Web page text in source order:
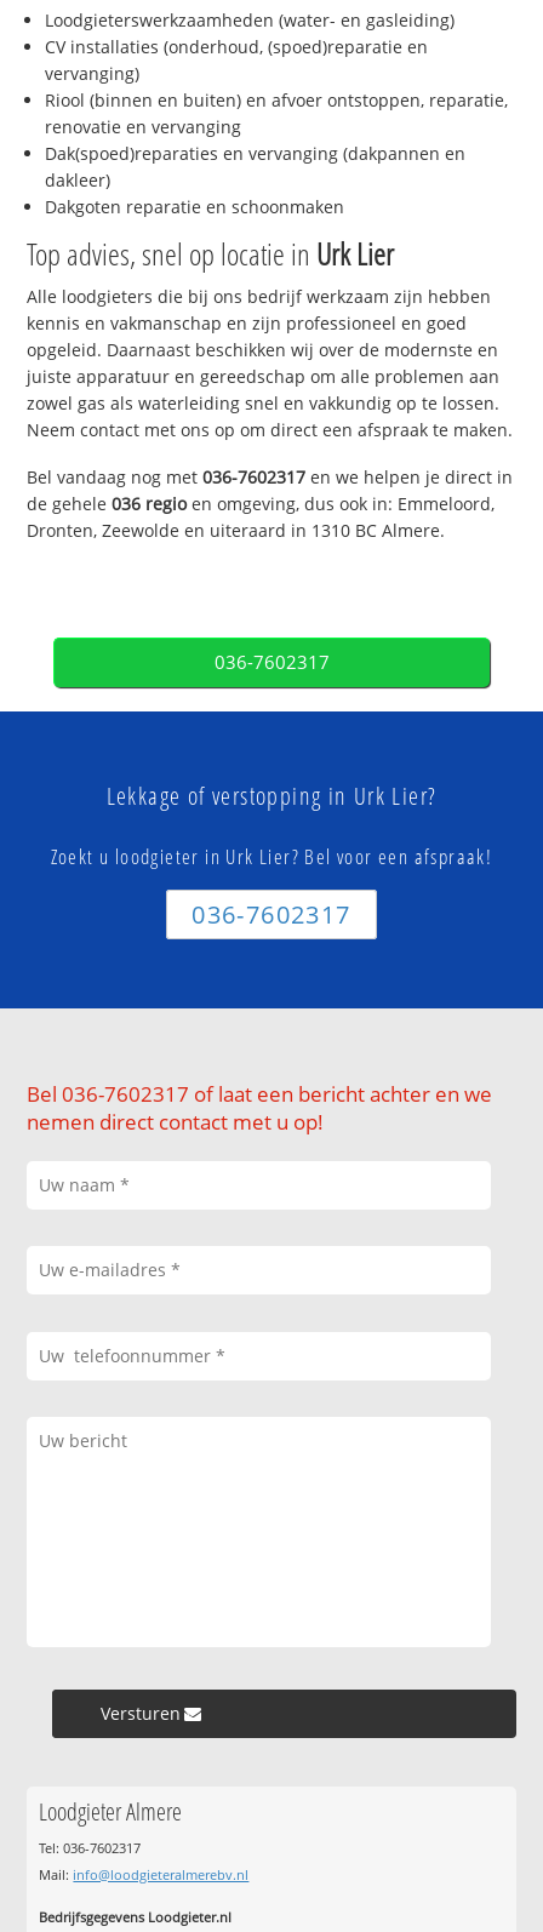
Loodgieterswerkzaamheden (water- en gasleiding)
CV installaties (onderhoud, (spoed)reparatie en
vervanging)
Riool (binnen en buiten) en afvoer ontstoppen, reparatie,
renovatie en vervanging
Dak(spoed)reparaties en vervanging (dakpannen en
dakleer)
Dakgoten reparatie en schoonmaken
Top advies, snel op locatie in Urk Lier
Alle loodgieters die bij ons bedrijf werkzaam zijn hebben
kennis en vakmanschap en zijn professioneel en goed
opgeleid. Daarnaast beschikken wij over de modernste en
juiste apparatuur en gereedschap om alle problemen aan
zowel gas als waterleiding snel en vakkundig op te lossen.
Neem contact met ons op om direct een afspraak te maken.
Bel vandaag nog met036-7602317 en we helpen je direct in
de gehele036 regioen omgeving, dus ook in: Emmeloord,
Dronten, Zeewolde en uiteraard in 1310 BC Almere.
036-7602317
Lekkage of verstopping in Urk Lier?
Zoekt u loodgieter in Urk Lier? Bel voor een afspraak!
036-7602317
Bel 036-7602317 of laat een bericht achter en we
nemen direct contact met u op!
Versturen »
Loodgieter Almere
Tel: 036-7602317
Mail: info@loodgieteralmerebv.nl
Bedrijfsgegevens Loodgieter.nl